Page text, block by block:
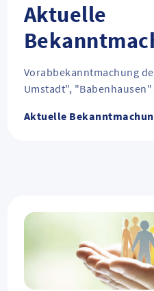
Aktuelle
Vorabbekanntmachung
Umstadt", "Babenhausen"
Aktuelle